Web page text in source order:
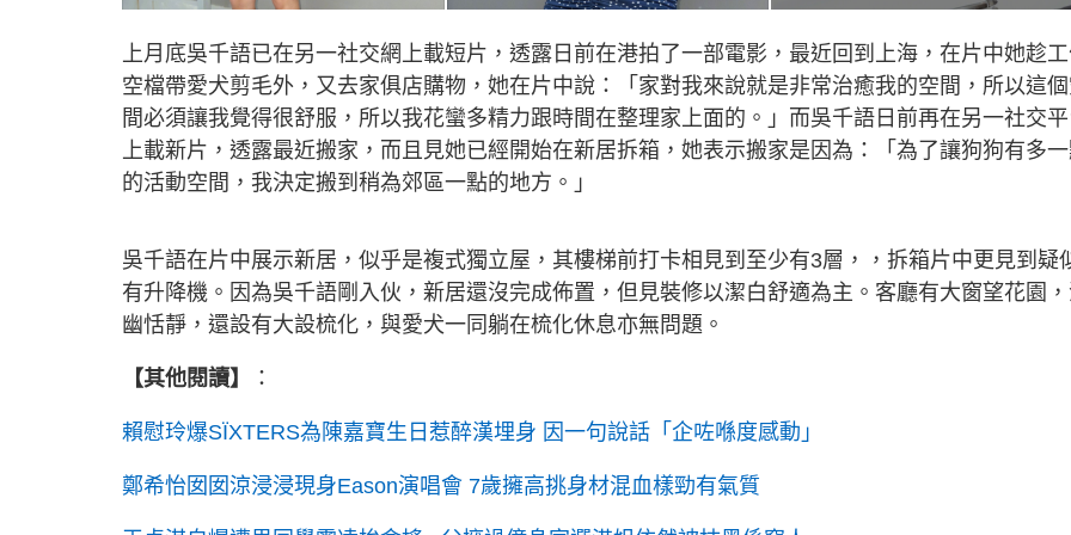
上月底吳千語已在另一社交網上載短片，透露日前在港拍了一部電影，最近回到上海，在片中她趁
空檔帶愛犬剪毛外，又去家俱店購物，她在片中說：「家對我來說就是非常治癒我的空間，所以這
間必須讓我覺得很舒服，所以我花蠻多精力跟時間在整理家上面的。」而吳千語日前再在另一社交
上載新片，透露最近搬家，而且見她已經開始在新居拆箱，她表示搬家是因為：「為了讓狗狗有多
的活動空間，我決定搬到稍為郊區一點的地方。」
吳千語在片中展示新居，似乎是複式獨立屋，其樓梯前打卡相見到至少有3層，，拆箱片中更見到疑
有升降機。因為吳千語剛入伙，新居還沒完成佈置，但見裝修以潔白舒適為主。客廳有大窗望花園
幽恬靜，還設有大設梳化，與愛犬一同躺在梳化休息亦無問題。
【其他閱讀】 ：
賴慰玲爆SÏXTERS為陳嘉寶生日惹醉漢埋身 因一句說話「企咗喺度感動」
鄭希怡囡囡涼浸浸現身Eason演唱會 7歲擁高挑身材混血樣勁有氣質